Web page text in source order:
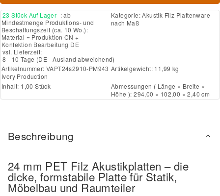
23 Stück Auf Lager : ab
Mindestmenge Produktions- und
Beschaffungszeit (ca. 10 Wo.):
Material = Produktion CN +
Konfektion Bearbeitung DE
vsl. Lieferzeit:
8 - 10 Tage (DE - Ausland abweichend)
Kategorie:Akustik Filz Plattenware
nach Maß
Artikelnummer: VAPT24s2910-PM943
Ivory Production
Artikelgewicht: 11,99 kg
Inhalt: 1,00 Stück
Abmessungen ( Länge × Breite ×
Höhe ): 294,00 × 102,00 × 2,40 cm
Beschreibung
24 mm PET Filz Akustikplatten – die
dicke, formstabile Platte für Statik,
Möbelbau und Raumteiler